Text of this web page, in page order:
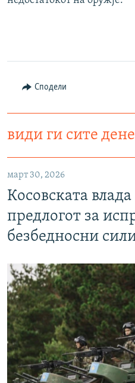
Сподели
види ги сите
март 30, 2026
Косовската
предлогот за
безбедносни